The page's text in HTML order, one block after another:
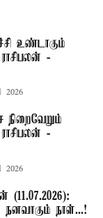
உண்டாகும்
-
2026
-
2026
நாள்...!